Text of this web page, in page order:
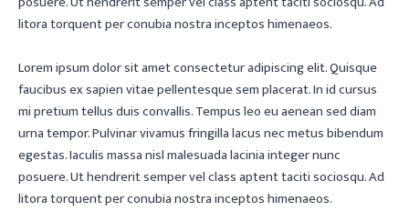
litora torquent per conubia nostra inceptos himenaeos.
Lorem ipsum dolor sit amet consectetur adipiscing elit. Quisque
faucibus ex sapien vitae pellentesque sem placerat. In id cursus
mi pretium tellus duis convallis. Tempus leo eu aenean sed diam
urna tempor. Pulvinar vivamus fringilla lacus nec metus bibendum
egestas. Iaculis massa nisl malesuada lacinia integer nunc
posuere. Ut hendrerit semper vel class aptent taciti sociosqu. Ad
litora torquent per conubia nostra inceptos himenaeos.